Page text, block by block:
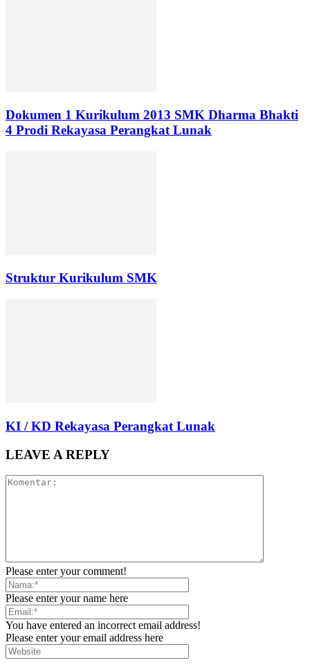
Dokumen 1 Kurikulum 2013 SMK Dharma Bhakti
4 Prodi Rekayasa Perangkat Lunak
Struktur Kurikulum SMK
KI / KD Rekayasa Perangkat Lunak
LEAVE A REPLY
Please enter your comment!
Please enter your name here
You have entered an incorrect email address!
Please enter your email address here